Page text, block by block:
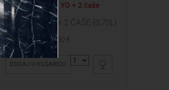
ARDBEG 10 YO + 2 ČAŠE (0,70L)
61,50 €
DODAJ U KOŠARICU